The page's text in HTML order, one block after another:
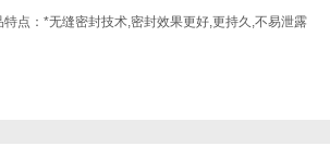
特点： *无缝密封技术,密封效果更好,更持久,不易泄露